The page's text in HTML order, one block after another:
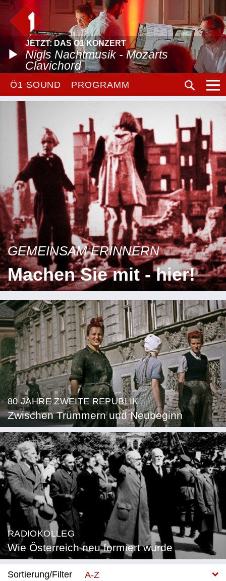
JETZT: DAS Ö1 KONZERT
Nigls Nachtmusik - Mozarts
Clavichord
Ö1 SOUND PROGRAMM
GEMEINSAM ERINNERN
Machen Sie mit - hier!
80 JAHRE ZWEITE REPUBLIK
Zwischen Trümmern und Neubeginn
RADIOKOLLEG
Wie Österreich neu formiert wurde
Sortierung/Filter
A-Z